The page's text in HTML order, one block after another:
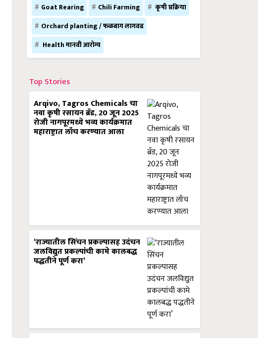
Goat Rearing
Chili Farming
कृषी प्रक्रिया
Orchard planting / फळबाग लागवड
Health मानवी आरोग्य
Top Stories
Arqivo, Tagros Chemicals चा
नवा कृषी रसायन ब्रँड, 20 जून 2025
रोजी नागपूरमध्ये भव्य कार्यक्रमात
महाराष्ट्रात लाँच करण्यात आला
‘राज्यातील सिंचन प्रकल्पासह उदंचन
जलविद्युत प्रकल्पांची कामे कालबद्ध
पद्धतीने पूर्ण करा’